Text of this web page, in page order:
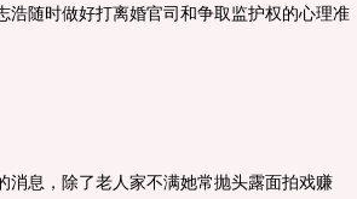
浩随时做好打离婚官司和争取监护权的心理准
息，除了老人家不满她常抛头露面拍戏赚